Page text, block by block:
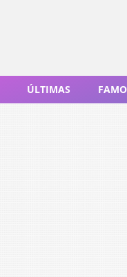
ÚLTIMAS